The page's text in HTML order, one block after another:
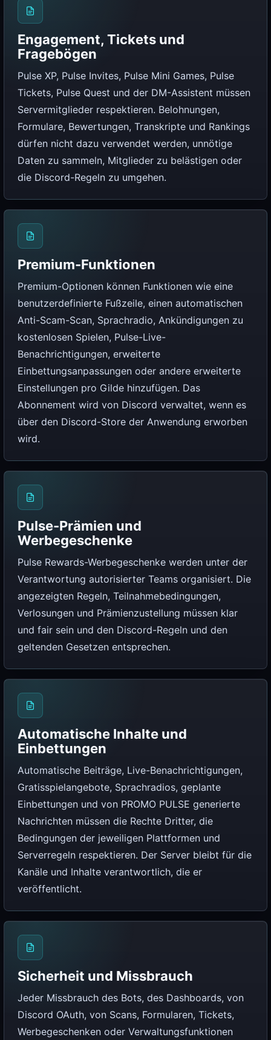
Engagement, Tickets und
Fragebögen
Pulse XP, Pulse Invites, Pulse Mini Games, Pulse
Tickets, Pulse Quest und der DM-Assistent müssen
Servermitglieder respektieren. Belohnungen,
Formulare, Bewertungen, Transkripte und Rankings
dürfen nicht dazu verwendet werden, unnötige
Daten zu sammeln, Mitglieder zu belästigen oder
die Discord-Regeln zu umgehen.
Premium-Funktionen
Premium-Optionen können Funktionen wie eine
benutzerdefinierte Fußzeile, einen automatischen
Anti-Scam-Scan, Sprachradio, Ankündigungen zu
kostenlosen Spielen, Pulse-Live-
Benachrichtigungen, erweiterte
Einbettungsanpassungen oder andere erweiterte
Einstellungen pro Gilde hinzufügen. Das
Abonnement wird von Discord verwaltet, wenn es
über den Discord-Store der Anwendung erworben
wird.
Pulse-Prämien und
Werbegeschenke
Pulse Rewards-Werbegeschenke werden unter der
Verantwortung autorisierter Teams organisiert. Die
angezeigten Regeln, Teilnahmebedingungen,
Verlosungen und Prämienzustellung müssen klar
und fair sein und den Discord-Regeln und den
geltenden Gesetzen entsprechen.
Automatische Inhalte und
Einbettungen
Automatische Beiträge, Live-Benachrichtigungen,
Gratisspielangebote, Sprachradios, geplante
Einbettungen und von PROMO PULSE generierte
Nachrichten müssen die Rechte Dritter, die
Bedingungen der jeweiligen Plattformen und
Serverregeln respektieren. Der Server bleibt für die
Kanäle und Inhalte verantwortlich, die er
veröffentlicht.
Sicherheit und Missbrauch
Jeder Missbrauch des Bots, des Dashboards, von
Discord OAuth, von Scans, Formularen, Tickets,
Werbegeschenken oder Verwaltungsfunktionen